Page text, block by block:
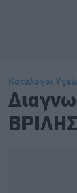
Κατάλογοι